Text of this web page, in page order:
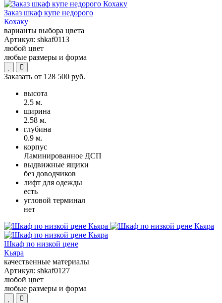
Заказ шкаф купе недорого
Кохаку
варианты выбора цвета
Артикул: shkaf0113
любой цвет
любые размеры и форма
Заказать от 128 500 руб.
высота
2.5 м.
ширина
2.58 м.
глубина
0.9 м.
корпус
Ламинированное ДСП
выдвижные ящики
без доводчиков
лифт для одежды
есть
угловой терминал
нет
Шкаф по низкой цене
Кьяра
качественные материалы
Артикул: shkaf0127
любой цвет
любые размеры и форма